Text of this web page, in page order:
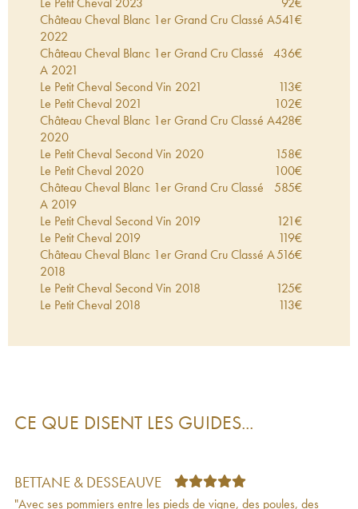
Château Cheval Blanc 1er Grand Cru Classé A
2022
541€
Château Cheval Blanc 1er Grand Cru Classé
A 2021
436€
Le Petit Cheval Second Vin 2021 113€
Le Petit Cheval 2021 102€
Château Cheval Blanc 1er Grand Cru Classé A
2020
428€
Le Petit Cheval Second Vin 2020 158€
Le Petit Cheval 2020 100€
Château Cheval Blanc 1er Grand Cru Classé
A 2019
585€
Le Petit Cheval Second Vin 2019 121€
Le Petit Cheval 2019 119€
Château Cheval Blanc 1er Grand Cru Classé A
2018
516€
Le Petit Cheval Second Vin 2018 125€
Le Petit Cheval 2018 113€
A2016
Château Cheval Blanc 1er Grand Cru Classé A
2015
CE QUE DISENT LES GUIDES...
BETTANE & DESSEAUVE
"Avec ses pommiers entre les pieds de vigne, des poules, des